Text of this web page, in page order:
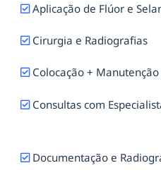
Aplicação de Flúor e
Cirurgia e Radiografias
Colocação +
Consultas com
Documentação e